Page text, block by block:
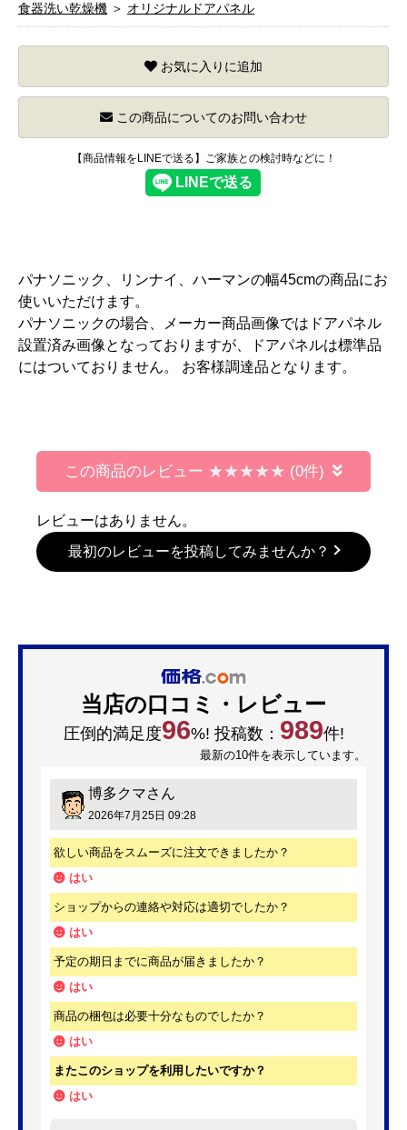
食器洗い乾燥機 ＞ オリジナルドアパネル
お気に入りに追加
この商品についてのお問い合わせ
【商品情報をLINEで送る】ご家族との検討時などに！
パナソニック、リンナイ、ハーマンの幅45cmの商品にお
使いいただけます。
パナソニックの場合、メーカー商品画像ではドアパネル
設置済み画像となっておりますが、ドアパネルは標準品
にはついておりません。 お客様調達品となります。
この商品のレビュー (0件)
レビューはありません。
最初のレビューを投稿してみませんか？
当店の口コミ・レビュー
圧倒的満足度96%! 投稿数： 989件!
最新の10件を表示しています。
博多クマさん
2026年7月25日 09:28
欲しい商品をスムーズに注文できましたか？
はい
ショップからの連絡や対応は適切でしたか？
はい
予定の期日までに商品が届きましたか？
はい
商品の梱包は必要十分なものでしたか？
はい
またこのショップを利用したいですか？
はい